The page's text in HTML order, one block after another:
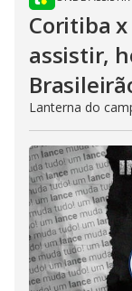
Coritiba
assistir,
Lanterna do